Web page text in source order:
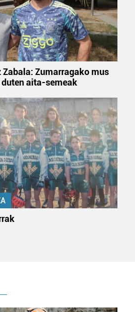
Zabala: Zumarragako mus
aita-semeak